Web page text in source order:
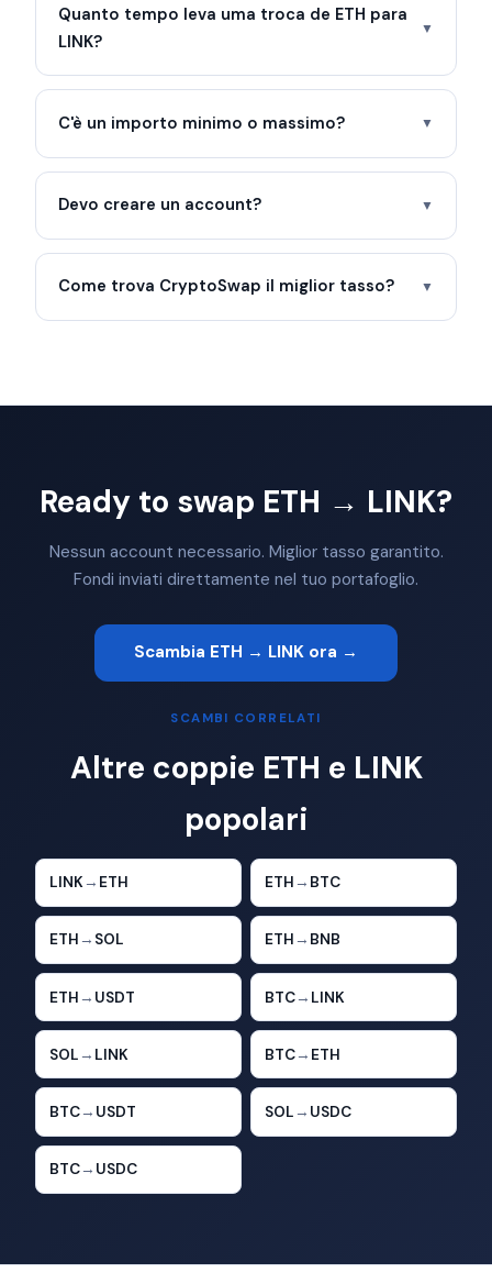
Quanto tempo leva uma troca de ETH para
LINK?
▼
C'è un importo minimo o massimo? ▼
Devo creare un account? ▼
Come trova CryptoSwap il miglior tasso? ▼
Ready to swap ETH → LINK?
Nessun account necessario. Miglior tasso garantito.
Fondi inviati direttamente nel tuo portafoglio.
Scambia ETH → LINK ora →
SCAMBI CORRELATI
Altre coppie ETH e LINK
popolari
LINK→ ETH ETH → BTC
ETH → SOL ETH → BNB
ETH → USDT BTC→ LINK
SOL → LINK BTC→ ETH
BTC→ USDT SOL → USDC
BTC→ USDC